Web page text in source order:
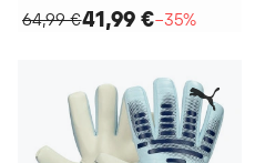
64,99 €41,99 €−35%